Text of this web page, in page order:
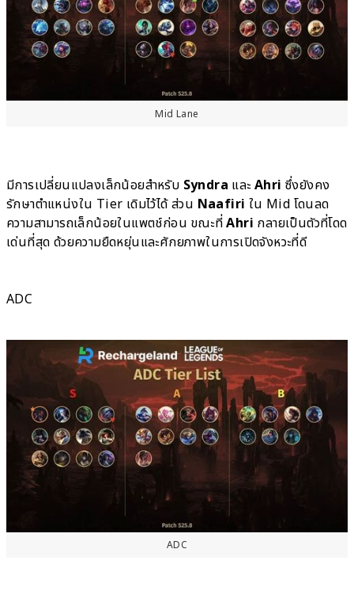
Mid Lane
มีการเปลี่ยนแปลงเล็กน้อยสำหรับ Syndra และAhri ซึ่งยังคง
รักษาตำแหน่งใน Tier เดิมไว้ได้ ส่วน Naafiri ใน Mid โดนลด
ความสามารถเล็กน้อยในแพตช์ก่อน ขณะที่Ahri กลายเป็นตัวที่โดด
เด่นที่สุด ด้วยความยืดหยุ่นและศักยภาพในการเปิดจังหวะที่ดี
ADC
ADC